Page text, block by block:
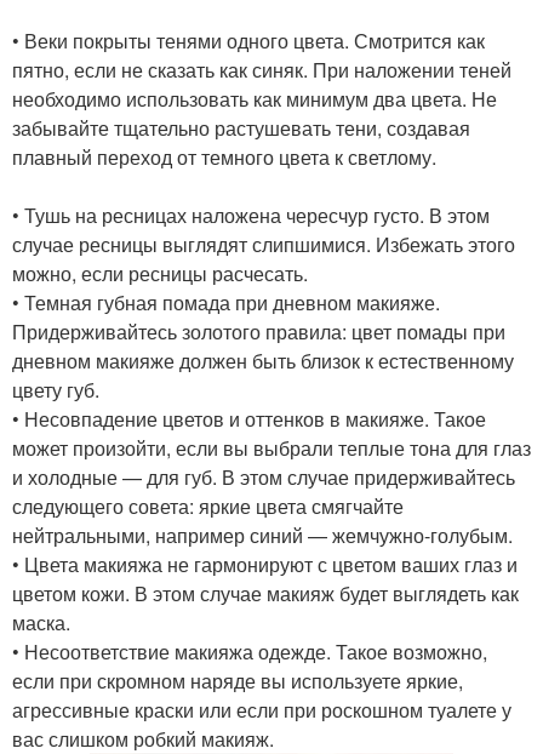
• Веки покрыты тенями одного цвета. Смотрится как
пятно, если не сказать как синяк. При наложении теней
необходимо использовать как минимум два цвета. Не
забывайте тщательно растушевать тени, создавая
плавный переход от темного цвета к светлому.
• Тушь на ресницах наложена чересчур густо. В этом
случае ресницы выглядят слипшимися. Избежать этого
можно, если ресницы расчесать.
• Темная губная помада при дневном макияже.
Придерживайтесь золотого правила: цвет помады при
дневном макияже должен быть близок к естественному
цвету губ.
• Несовпадение цветов и оттенков в макияже. Такое
может произойти, если вы выбрали теплые тона для глаз
и холодные — для губ. В этом случае придерживайтесь
следующего совета: яркие цвета смягчайте
нейтральными, например синий — жемчужно-голубым.
• Цвета макияжа не гармонируют с цветом ваших глаз и
цветом кожи. В этом случае макияж будет выглядеть как
маска.
• Несоответствие макияжа одежде. Такое возможно,
если при скромном наряде вы используете яркие,
агрессивные краски или если при роскошном туалете у
вас слишком робкий макияж.